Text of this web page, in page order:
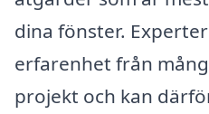
dina fönster.
erfarenhet från
projekt och kan